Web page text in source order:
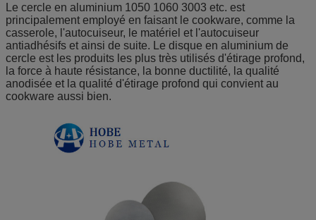
Le cercle en aluminium 1050 1060 3003 etc. est
principalement employé en faisant le cookware, comme la
casserole, l'autocuiseur, le matériel et l'autocuiseur
antiadhésifs et ainsi de suite. Le disque en aluminium de
cercle est les produits les plus très utilisés d'étirage profond,
la force à haute résistance, la bonne ductilité, la qualité
anodisée et la qualité d'étirage profond qui convient au
cookware aussi bien.